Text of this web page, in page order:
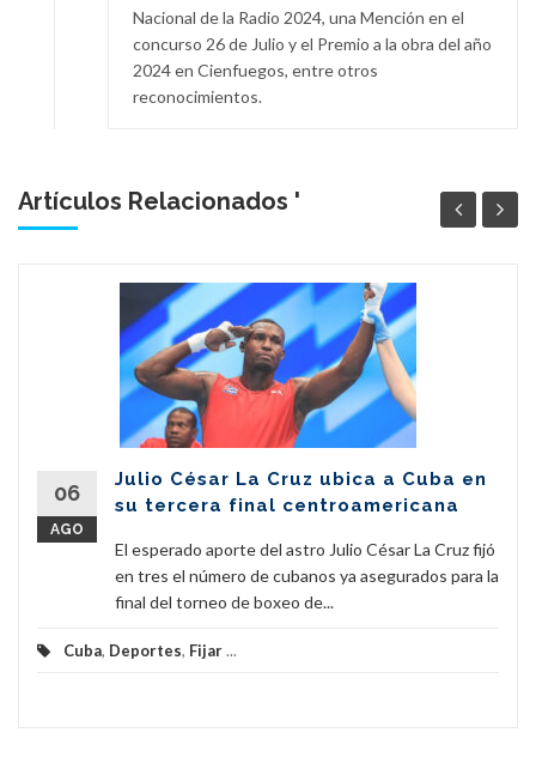
Nacional de la Radio 2024, una Mención en el
concurso 26 de Julio y el Premio a la obra del año
2024 en Cienfuegos, entre otros
reconocimientos.
Artículos Relacionados '
06
AGO
Julio César La Cruz ubica a Cuba en
su tercera final centroamericana
El esperado aporte del astro Julio César La Cruz fijó
en tres el número de cubanos ya asegurados para la
final del torneo de boxeo de...
Cuba, Deportes, Fijar...